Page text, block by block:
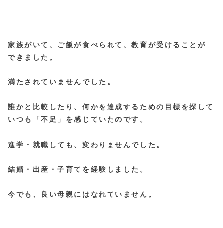
家族がいて、ご飯が食べられて、教育が受けることが
できました。
満たされていませんでした。
誰かと比較したり、何かを達成するための目標を探して
いつも「不足」を感じていたのです。
進学・就職しても、変わりませんでした。
結婚・出産・子育てを経験しました。
今でも、良い母親にはなれていません。